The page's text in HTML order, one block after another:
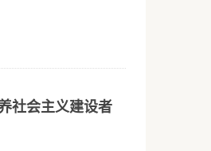
社会主义建设者